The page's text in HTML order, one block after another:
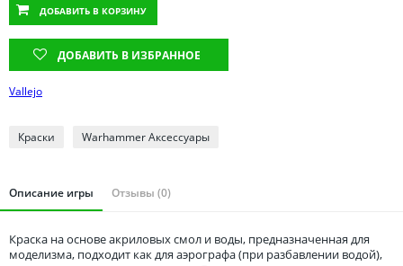
Татарстан
Тверская область
Томская область
Тюменская область
ДОБАВИТЬ В КОРЗИНУ
ДОБАВИТЬ В ИЗБРАННОЕ
Vallejo
Краски Warhammer Аксессуары
Описание игры Отзывы (0)
Краска на основе акриловых смол и воды, предназначенная для
моделизма, подходит как для аэрографа (при разбавлении водой),